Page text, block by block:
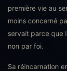
première vie au
moins concerné
servait parce que
non par foi.
Sa réincarnation